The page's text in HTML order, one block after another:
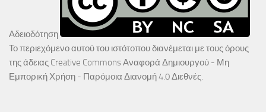
Αδειοδότηση
Το περιεχόμενο αυτού του ιστότοπου διανέμεται με τους όρους
της άδειας Creative Commons Αναφορά Δημιουργού - Μη
Εμπορική Χρήση - Παρόμοια Διανομή 4.0 Διεθνές.